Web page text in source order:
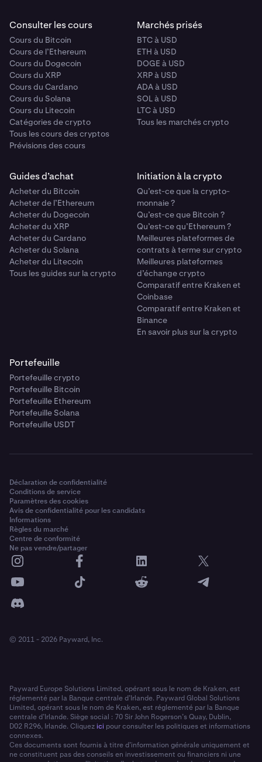
Consulter les cours
Cours du Bitcoin
Cours de l’Ethereum
Cours du Dogecoin
Cours du XRP
Cours du Cardano
Cours du Solana
Cours du Litecoin
Catégories de crypto
Tous les cours des cryptos
Prévisions des cours
Marchés prisés
BTC à USD
ETH à USD
DOGE à USD
XRP à USD
ADA à USD
SOL à USD
LTC à USD
Tous les marchés crypto
Guides d’achat
Acheter du Bitcoin
Acheter de l’Ethereum
Acheter du Dogecoin
Acheter du XRP
Acheter du Cardano
Acheter du Solana
Acheter du Litecoin
Tous les guides sur la crypto
Initiation à la crypto
Qu’est-ce que la crypto-
monnaie ?
Qu’est-ce que Bitcoin ?
Qu’est-ce qu’Ethereum ?
Meilleures plateformes de
contrats à terme sur crypto
Meilleures plateformes
d’échange crypto
Comparatif entre Kraken et
Coinbase
Comparatif entre Kraken et
Binance
En savoir plus sur la crypto
Portefeuille
Portefeuille crypto
Portefeuille Bitcoin
Portefeuille Ethereum
Portefeuille Solana
Portefeuille USDT
Déclaration de confidentialité
Conditions de service
Paramètres des cookies
Avis de confidentialité pour les candidats
Informations
Règles du marché
Centre de conformité
Ne pas vendre/partager
© 2011 - 2026 Payward, Inc.
Payward Europe Solutions Limited, opérant sous le nom de Kraken, est
réglementé par la Banque centrale d’Irlande. Payward Global Solutions
Limited, opérant sous le nom de Kraken, est réglementé par la Banque
centrale d’Irlande. Siège social : 70 Sir John Rogerson’s Quay, Dublin,
D02 R296, Irlande. Cliquezici pour consulter les politiques et informations
connexes.
Ces documents sont fournis à titre d’information générale uniquement et
ne constituent pas des conseils en investissement ou financiers ni une